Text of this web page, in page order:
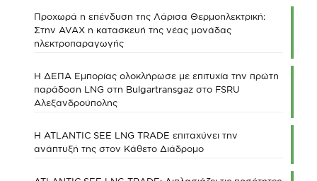
Προχωρά η επένδυση της Λάρισα Θερμοηλεκτρική:
Στην AVAX η κατασκευή της νέας μονάδας
ηλεκτροπαραγωγής
Η ΔΕΠΑ Εμπορίας ολοκλήρωσε με επιτυχία την πρώτη
παράδοση LNG στη Bulgartransgaz στο FSRU
Αλεξανδρούπολης
Η ATLANTIC SEE LNG TRADE επιταχύνει την
ανάπτυξή της στον Κάθετο Διάδρομο